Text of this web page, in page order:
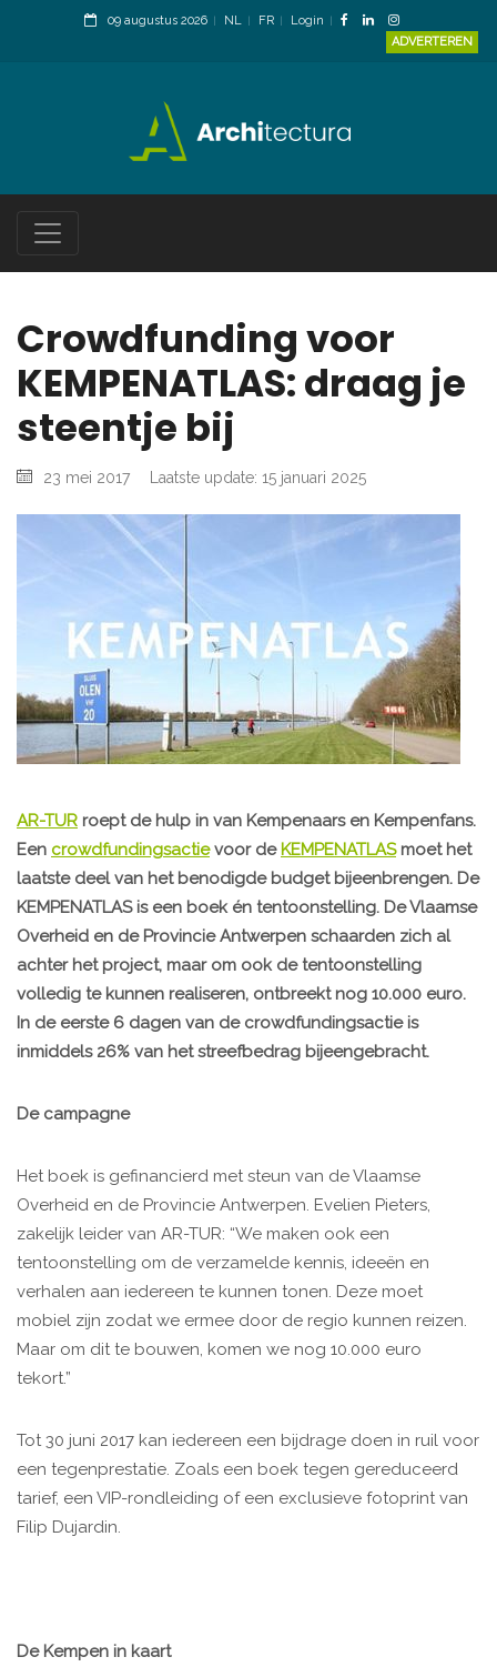
09 augustus 2026 NL FR
Login
ADVERTEREN
Crowdfunding voor
KEMPENATLAS: draag je
steentje bij
23 mei 2017 Laatste update: 15 januari 2025
AR-TUR roept de hulp in van Kempenaars en Kempenfans.
Een crowdfundingsactievoor de KEMPENATLASmoet het
laatste deel van het benodigde budget bijeenbrengen. De
KEMPENATLAS is een boek én tentoonstelling. De Vlaamse
Overheid en de Provincie Antwerpen schaarden zich al
achter het project, maar om ook de tentoonstelling
volledig te kunnen realiseren, ontbreekt nog 10.000 euro.
In de eerste 6 dagen van de crowdfundingsactie is
inmiddels 26% van het streefbedrag bijeengebracht.
De campagne
Het boek is gefinancierd met steun van de Vlaamse
Overheid en de Provincie Antwerpen. Evelien Pieters,
zakelijk leider van AR-TUR: “We maken ook een
tentoonstelling om de verzamelde kennis, ideeën en
verhalen aan iedereen te kunnen tonen. Deze moet
mobiel zijn zodat we ermee door de regio kunnen reizen.
Maar om dit te bouwen, komen we nog 10.000 euro
tekort.”
Tot 30 juni 2017 kan iedereen een bijdrage doen in ruil voor
een tegenprestatie. Zoals een boek tegen gereduceerd
tarief, een VIP-rondleiding of een exclusieve fotoprint van
Filip Dujardin.
De Kempen in kaart